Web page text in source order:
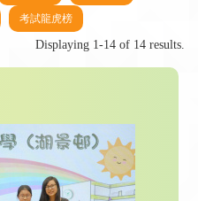
考試龍虎榜
Displaying 1-14 of 14 results.